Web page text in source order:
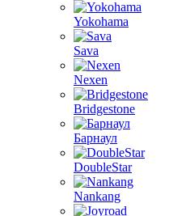
Yokohama
Sava
Nexen
Bridgestone
Барнаул
DoubleStar
Nankang